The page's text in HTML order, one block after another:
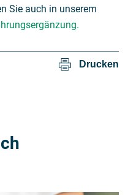
Sie auch in unserem
Drucken